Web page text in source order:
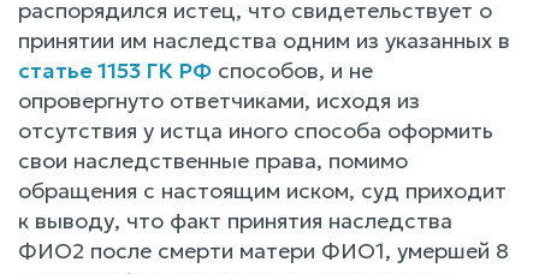
распорядился истец, что свидетельствует о
принятии им наследства одним из указанных в
статье 1153 ГК РФ способов, и не
опровергнуто ответчиками, исходя из
отсутствия у истца иного способа оформить
свои наследственные права, помимо
обращения с настоящим иском, суд приходит
к выводу, что факт принятия наследства
ФИО2 после смерти матери ФИО1, умершей 8